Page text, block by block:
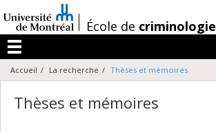
au
contenu
/École de criminologie
Menu
Accueil La recherche Thèses et mémoires
Thèses et mémoires